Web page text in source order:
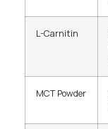
L-Carnitin
MCT Powder